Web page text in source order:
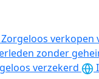
Zorgeloos verkopen
zonder
verzekerd